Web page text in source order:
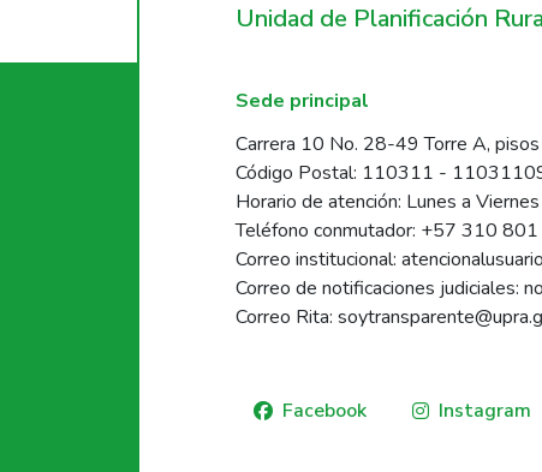
Unidad de Planificación
Sede principal
Carrera 10 No. 28-49 Torre A,
Código Postal: 110311 -
Horario de atención: Lunes a
Teléfono conmutador: +57 310
Correo institucional:
Correo de notificaciones judiciales:
Correo Rita:
Facebook Instagram